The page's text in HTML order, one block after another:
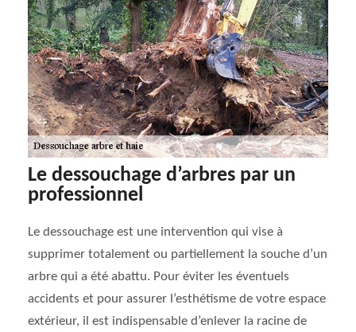
Le dessouchage d’arbres par un
professionnel
Le dessouchage est une intervention qui vise à
supprimer totalement ou partiellement la souche d’un
arbre qui a été abattu. Pour éviter les éventuels
accidents et pour assurer l’esthétisme de votre espace
extérieur, il est indispensable d’enlever la racine de